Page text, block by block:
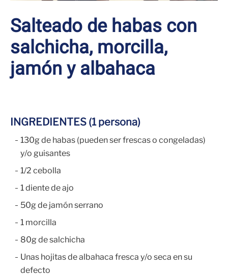
Salteado de habas con
salchicha, morcilla,
jamón y albahaca
INGREDIENTES (1 persona)
130g de habas (pueden ser frescas o congeladas)
y/o guisantes
1/2 cebolla
1 diente de ajo
50g de jamón serrano
1 morcilla
80g de salchicha
Unas hojitas de albahaca fresca y/o seca en su
defecto